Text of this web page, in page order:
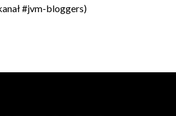
#jvm-bloggers)